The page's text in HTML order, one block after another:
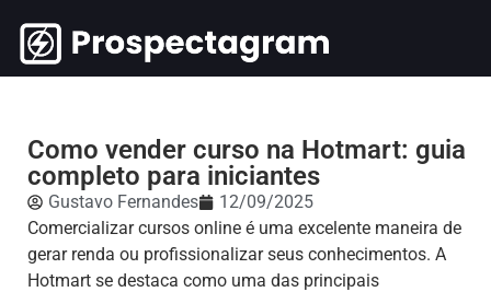
Como vender curso na Hotmart: guia
completo para iniciantes
Gustavo Fernandes
12/09/2025
Comercializar cursos online é uma excelente maneira de
gerar renda ou profissionalizar seus conhecimentos. A
Hotmart se destaca como uma das principais